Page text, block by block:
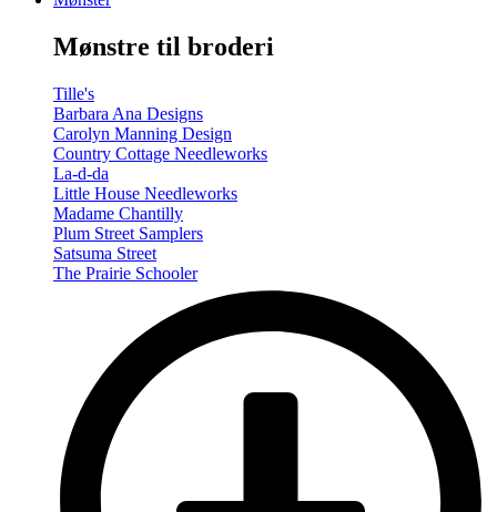
(Volume
Mønstre til broderi
Tille's
Barbara Ana Designs
Carolyn Manning Design
Country Cottage Needleworks
La-d-da
Little House Needleworks
Madame Chantilly
Plum Street Samplers
Satsuma Street
The Prairie Schooler